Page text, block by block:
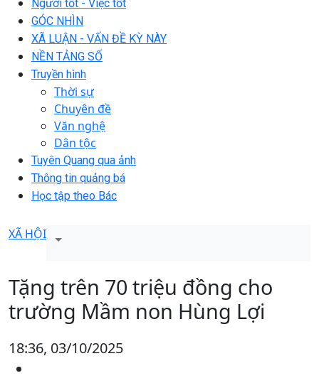
Người tốt - Việc tốt
GÓC NHÌN
XÃ LUẬN - VẤN ĐỀ KỲ NÀY
NỀN TẢNG SỐ
Truyền hình
Thời sự
Chuyên đề
Văn nghệ
Dân tộc
Tuyên Quang qua ảnh
Thông tin quảng bá
Học tập theo Bác
XÃ HỘI
Tặng trên 70 triệu đồng cho
trường Mầm non Hùng Lợi
18:36, 03/10/2025